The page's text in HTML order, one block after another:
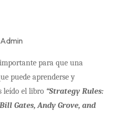
Admin
para que una
puede aprenderse y
leído el libro “Strategy Rules:
Gates, Andy Grove, and